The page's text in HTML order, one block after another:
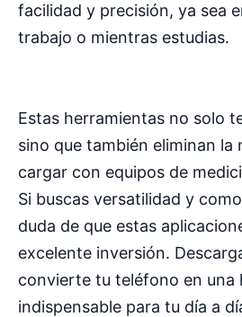
facilidad y precisión, ya sea
trabajo o mientras estudias.
Estas herramientas no solo
sino que también eliminan la
cargar con equipos de
Si buscas versatilidad y
duda de que estas
excelente inversión.
convierte tu teléfono en una
indispensable para tu día a